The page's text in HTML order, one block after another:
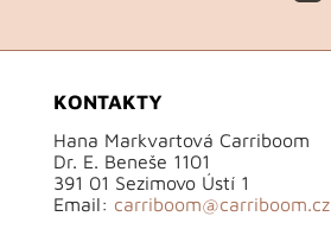
KONTAKTY
Hana Markvartová Carriboom
Dr. E. Beneše 1101
391 01 Sezimovo Ústí 1
Email: carriboom@carriboom.cz